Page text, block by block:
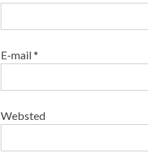
E-mail*
Websted